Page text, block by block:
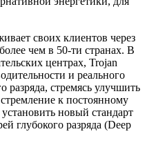
своих клиентов через
чем в 50-ти странах. В
центрах, Trojan
и реального
разряда, стремясь улучшить
к постоянному
новый стандарт
глубокого разряда (Deep